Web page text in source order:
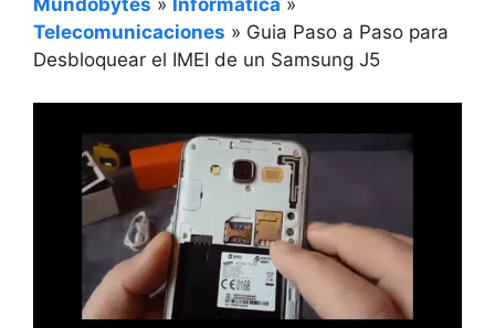
Mundobytes » Informática »
Telecomunicaciones » Guia Paso a Paso para
Desbloquear el IMEI de un Samsung J5